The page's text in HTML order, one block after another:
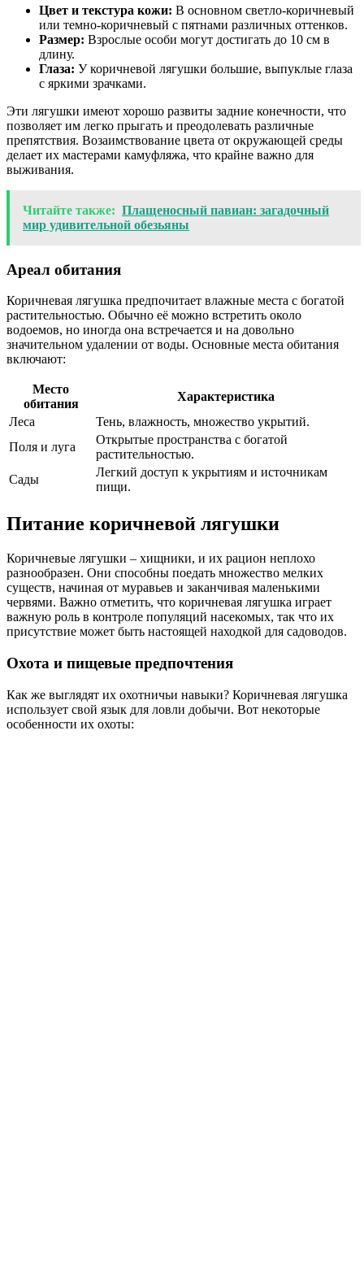
Цвет и текстура кожи: В основном светло-коричневый
или темно-коричневый с пятнами различных оттенков.
Размер: Взрослые особи могут достигать до 10 см в
длину.
Глаза: У коричневой лягушки большие, выпуклые глаза
с яркими зрачками.
Эти лягушки имеют хорошо развиты задние конечности, что
позволяет им легко прыгать и преодолевать различные
препятствия. Возаимствование цвета от окружающей среды
делает их мастерами камуфляжа, что крайне важно для
выживания.
Читайте также: Плащеносный павиан: загадочный
мир удивительной обезьяны
Ареал обитания
Коричневая лягушка предпочитает влажные места с богатой
растительностью. Обычно её можно встретить около
водоемов, но иногда она встречается и на довольно
значительном удалении от воды. Основные места обитания
включают:
Место
обитания
Характеристика
Леса
Тень, влажность, множество укрытий.
Поля и луга
Открытые пространства с богатой
растительностью.
Сады
Легкий доступ к укрытиям и источникам
пищи.
Питание коричневой лягушки
Коричневые лягушки – хищники, и их рацион неплохо
разнообразен. Они способны поедать множество мелких
существ, начиная от муравьев и заканчивая маленькими
червями. Важно отметить, что коричневая лягушка играет
важную роль в контроле популяций насекомых, так что их
присутствие может быть настоящей находкой для садоводов.
Охота и пищевые предпочтения
Как же выглядят их охотничьи навыки? Коричневая лягушка
использует свой язык для ловли добычи. Вот некоторые
особенности их охоты: